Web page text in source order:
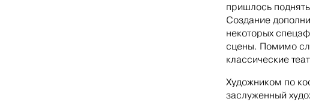
пришлось
Создание
некоторых
сцены. Помимо
классические
Художником по
заслуженный